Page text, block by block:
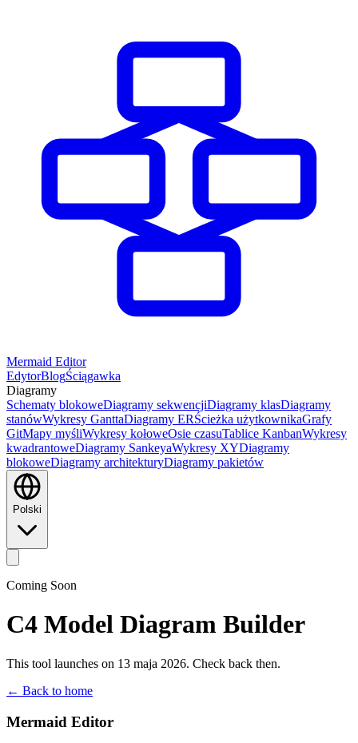
Mermaid Editor
EdytorBlogŚciągawka
Diagramy
Schematy blokoweDiagramy sekwencjiDiagramy klasDiagramy
stanówWykresy GanttaDiagramy ERŚcieżka użytkownikaGrafy
GitMapy myśliWykresy kołoweOsie czasuTablice KanbanWykresy
kwadrantoweDiagramy SankeyaWykresy XYDiagramy
blokoweDiagramy architekturyDiagramy pakietów
Polski
Coming Soon
C4 Model Diagram Builder
This tool launches on 13 maja 2026. Check back then.
← Back to home
Mermaid Editor